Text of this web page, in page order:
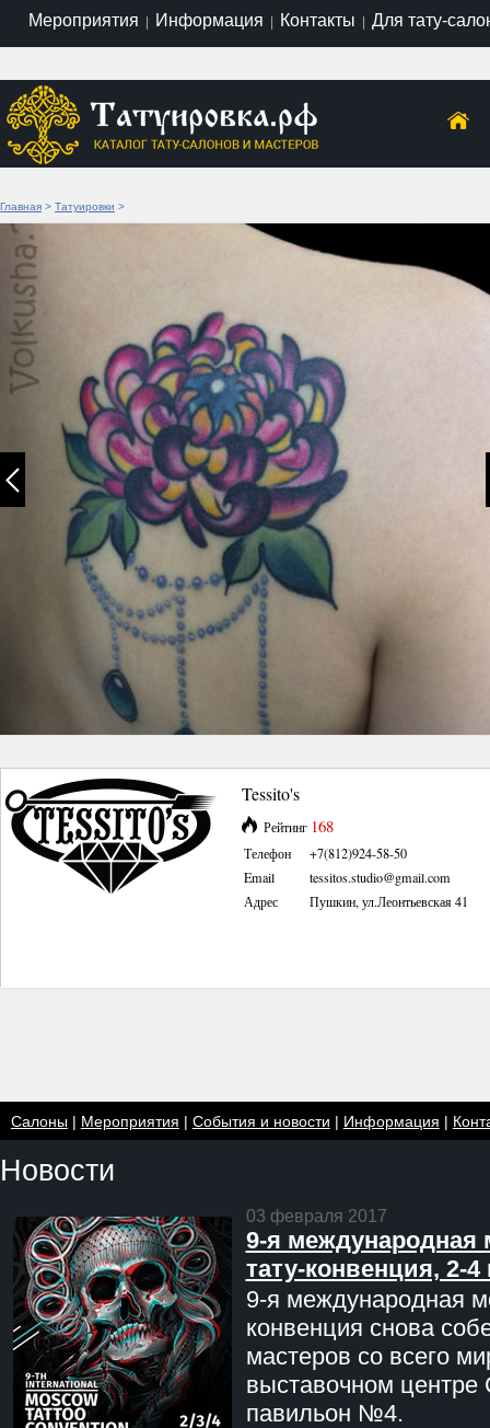
Мероприятия | Информация | Контакты | Для тату-
Главная > Татуировки >
Tessito's
Рейтинг 168
Телефон
+7(812)924-58-50
Email
tessitos.studio@gmail.com
Адрес
Пушкин, ул.Леонтьевская 41
Салоны| Мероприятия | События и новости | Информация |
Новости
03 февраля 2017
9-я международная
тату-конвенция, 2-
9-я международная
конвенция снова
мастеров со всего
выставочном центре
павильон №4.